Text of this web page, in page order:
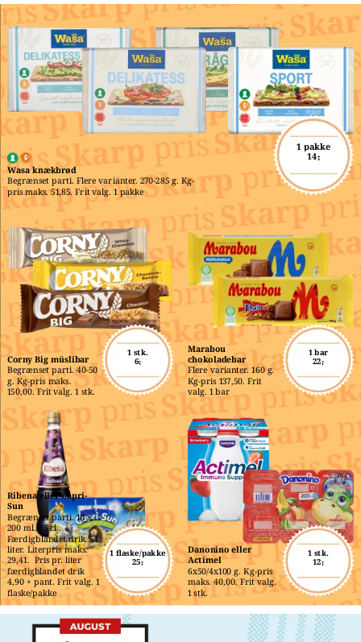
1 pakke
14,-
Wasa knækbrød
Begrænset parti. Flere varianter. 270-285 g. Kg-
pris maks. 51,85. Frit valg. 1 pakke
1 stk.
6,-
Corny Big müslibar
Begrænset parti. 40-50
g. Kg-pris maks.
150,00. Frit valg. 1 stk.
1 bar
22,-
Marabou
chokoladebar
Flere varianter. 160 g.
Kg-pris 137,50. Frit
valg. 1 bar
1 flaske/pakke
25,-
Ribena eller Capri-
Sun
Begrænset parti. 10 x
200 ml./85 cl..
Færdigblandet drik 5,1
liter. Literpris maks.
29,41.  Pris pr. liter
færdigblandet drik
4,90 + pant. Frit valg. 1
flaske/pakke
1 stk.
12,-
Danonino eller
Actimel
6x50/4x100 g. Kg-pris
maks. 40,00. Frit valg.
1 stk.